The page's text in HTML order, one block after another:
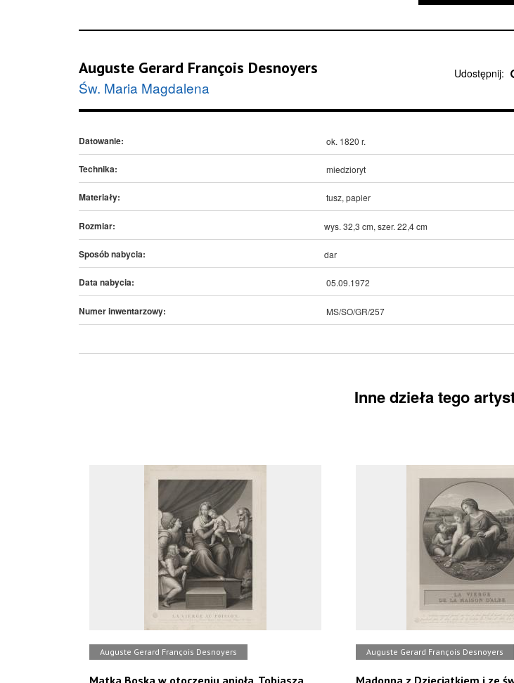
Auguste Gerard François Desnoyers
Św. Maria Magdalena
Udostępnij:
Datowanie: ok. 1820 r.
Technika: miedzioryt
Materiały: tusz, papier
Rozmiar: wys. 32,3 cm, szer. 22,4 cm
Sposób nabycia: dar
Data nabycia: 05.09.1972
Numer inwentarzowy: MS/SO/GR/257
Inne dzieła tego
Auguste Gerard François Desnoyers Auguste Gerard François Desnoyers